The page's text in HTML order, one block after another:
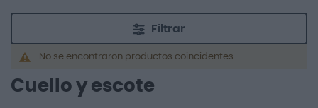
particularmente unidas a la cara y otras zonas del
cuerpo, aun así, siempre la descuidamos y no
tratamos.
Filtrar
No se encontraron productos coincidentes.
Cuello y escote